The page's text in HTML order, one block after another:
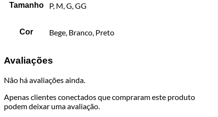
Tamanho P, M, G, GG
Cor Bege, Branco, Preto
Avaliações
Não há avaliações ainda.
Apenas clientes conectados que compraram este produto
podem deixar uma avaliação.